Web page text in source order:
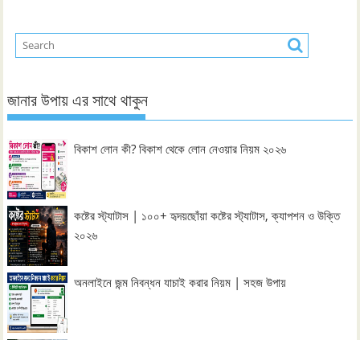
জানার উপায় এর সাথে থাকুন
বিকাশ লোন কী? বিকাশ থেকে লোন নেওয়ার নিয়ম ২০২৬
কষ্টের স্ট্যাটাস | ১০০+ হৃদয়ছোঁয়া কষ্টের স্ট্যাটাস, ক্যাপশন ও উক্তি
২০২৬
অনলাইনে জন্ম নিবন্ধন যাচাই করার নিয়ম | সহজ উপায়